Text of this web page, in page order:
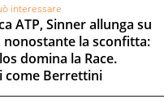
interessare
ATP, Sinner allunga su
nonostante la sconfitta:
domina la Race.
come Berrettini